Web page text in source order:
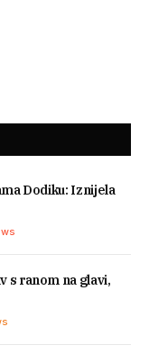
Dodiku: Iznijela
s ranom na glavi,